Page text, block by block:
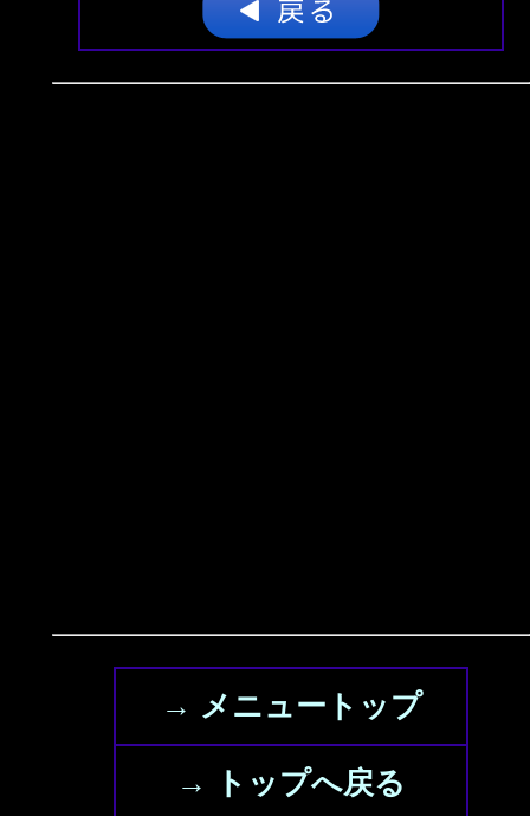
→ メニュートップ
→ トップへ戻る